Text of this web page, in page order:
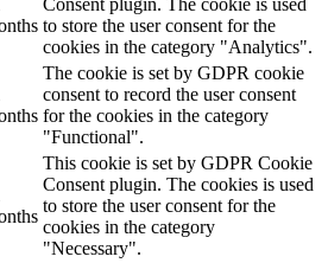
Consent plugin. The cookie is used
to store the user consent for the
cookies in the category "Analytics".
The cookie is set by GDPR cookie
consent to record the user consent
for the cookies in the category
"Functional".
This cookie is set by GDPR Cookie
Consent plugin. The cookies is used
to store the user consent for the
cookies in the category
"Necessary".